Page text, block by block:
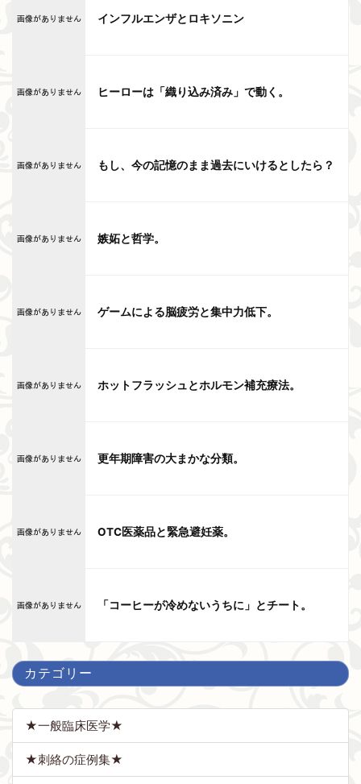
インフルエンザとロキソニン
ヒーローは「織り込み済み」で動く。
もし、今の記憶のまま過去にいけるとしたら？
嫉妬と哲学。
ゲームによる脳疲労と集中力低下。
ホットフラッシュとホルモン補充療法。
更年期障害の大まかな分類。
OTC医薬品と緊急避妊薬。
「コーヒーが冷めないうちに」とチート。
カテゴリー
★一般臨床医学★
★刺絡の症例集★